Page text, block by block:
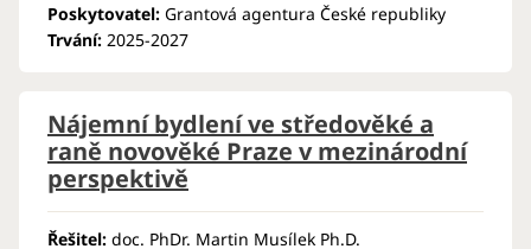
Poskytovatel: Grantová agentura České republiky
Trvání: 2025-2027
Nájemní bydlení ve středověké a
raně novověké Praze v mezinárodní
perspektivě
Řešitel: doc. PhDr. Martin Musílek Ph.D.